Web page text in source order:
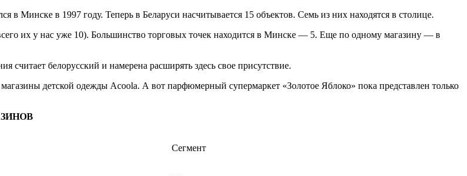
в Минске в 1997 году. Теперь в Беларуси насчитывается 15 объектов. Семь из них находятся в столице.
их у нас уже 10). Большинство торговых точек находится в Минске — 5. Еще по одному магазину — в
белорусский и намерена расширять здесь свое присутствие.
детской одежды Acoola. А вот парфюмерный супермаркет «Золотое Яблоко» пока представлен только
Сегмент